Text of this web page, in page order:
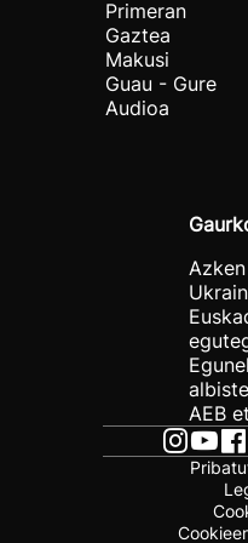
Primeran
Gaztea
Makusi
Guau - Gure
Audioa
AEB